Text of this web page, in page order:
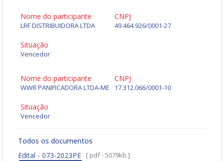
Nome do participante
LRF DISTRIBUIDORA LTDA
CNPJ
49.464.926/0001-27
Situação
Vencedor
Nome do participante
WWR PANIFICADORA LTDA-ME
CNPJ
17.312.066/0001-10
Situação
Vencedor
Todos os documentos
Edital - 073-2023PE
[ pdf - 5079kb ]